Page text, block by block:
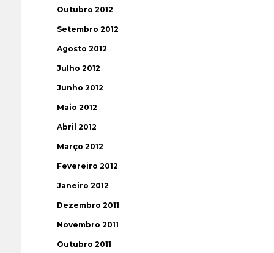
Outubro 2012
Setembro 2012
Agosto 2012
Julho 2012
Junho 2012
Maio 2012
Abril 2012
Março 2012
Fevereiro 2012
Janeiro 2012
Dezembro 2011
Novembro 2011
Outubro 2011